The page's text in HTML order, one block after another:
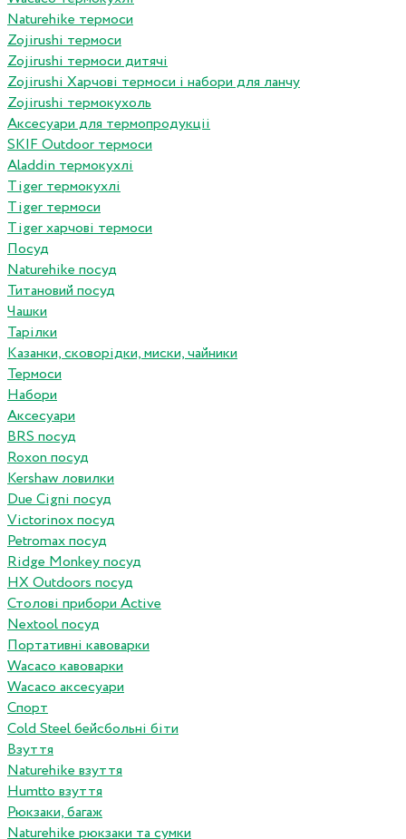
Naturehike термоси
Zojirushi термоси
Zojirushi термоси дитячі
Zojirushi Харчові термоси і набори для ланчу
Zojirushi термокухоль
Аксесуари для термопродукціі
SKIF Outdoor термоси
Aladdin термокухлі
Tiger термокухлі
Tiger термоси
Tiger харчові термоси
Посуд
Naturehike посуд
Титановий посуд
Чашки
Тарілки
Казанки, сковорідки, миски, чайники
Термоси
Набори
Аксесуари
BRS посуд
Roxon посуд
Kershaw ловилки
Due Cigni посуд
Victorinox посуд
Petromax посуд
Ridge Monkey посуд
HX Outdoors посуд
Столові прибори Active
Nextool посуд
Портативні кавоварки
Wacaco кавоварки
Wacaco аксесуари
Спорт
Cold Steel бейсбольні біти
Взуття
Naturehike взуття
Humtto взуття
Рюкзаки, багаж
Naturehike рюкзаки та сумки